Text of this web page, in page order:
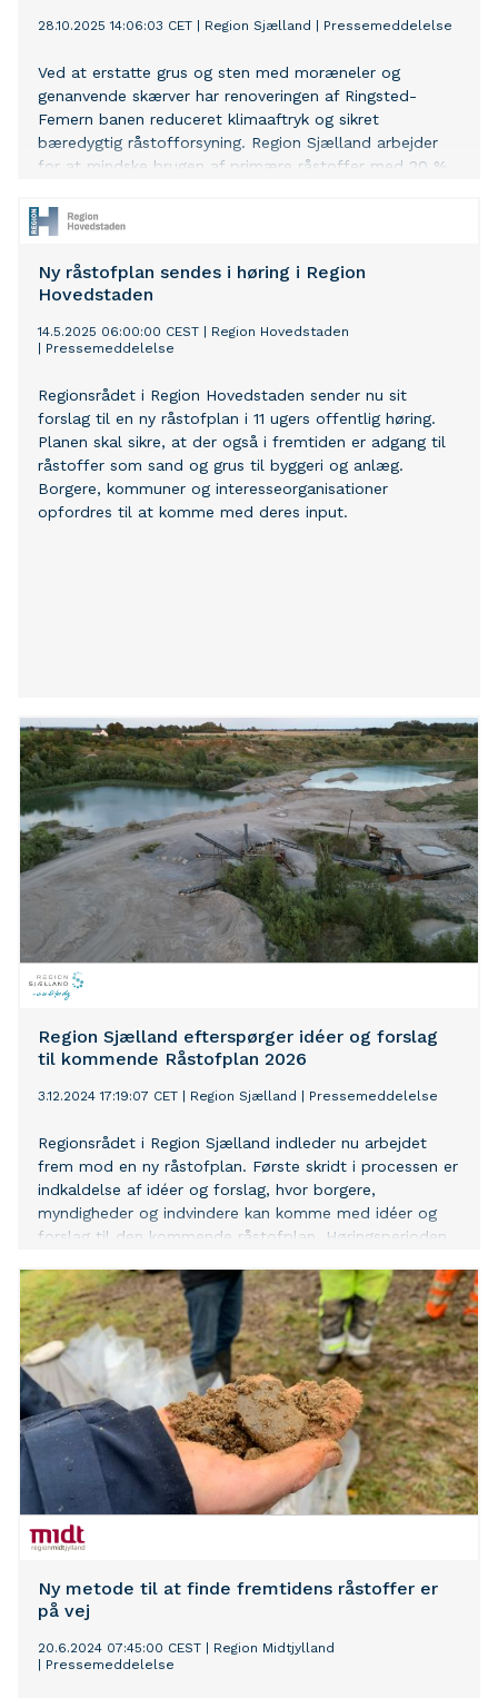
28.10.2025 14:06:03 CET Region Sjælland Pressemeddelelse
Ved at erstatte grus og sten med moræneler og
genanvende skærver har renoveringen af Ringsted-
Femern banen reduceret klimaaftryk og sikret
bæredygtig råstofforsyning. Region Sjælland arbejder
for at mindske brugen af primære råstoffer med 20 %
hvordan målet kan nås.
Ny råstofplan sendes i høring i Region
Hovedstaden
14.5.2025 06:00:00 CEST
Region Hovedstaden
Pressemeddelelse
Regionsrådet i Region Hovedstaden sender nu sit
forslag til en ny råstofplan i 11 ugers offentlig høring.
Planen skal sikre, at der også i fremtiden er adgang til
råstoffer som sand og grus til byggeri og anlæg.
Borgere, kommuner og interesseorganisationer
opfordres til at komme med deres input.
Region Sjælland efterspørger idéer og forslag
til kommende Råstofplan 2026
3.12.2024 17:19:07 CET Region Sjælland Pressemeddelelse
Regionsrådet i Region Sjælland indleder nu arbejdet
frem mod en ny råstofplan. Første skridt i processen er
indkaldelse af idéer og forslag, hvor borgere,
myndigheder og indvindere kan komme med idéer og
forslag til den kommende råstofplan. Høringsperioden
Ny metode til at finde fremtidens råstoffer er
på vej
20.6.2024 07:45:00 CEST
Region Midtjylland
Pressemeddelelse